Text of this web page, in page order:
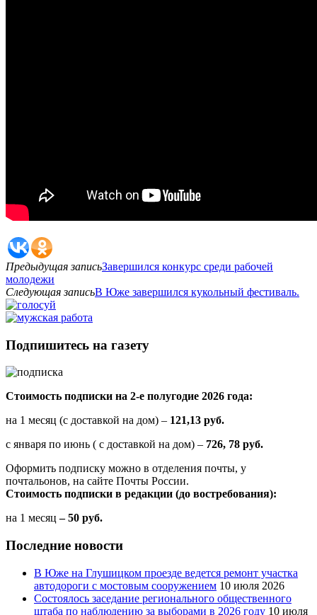
Предыдущая записьЗавершился конкурс среди рабочей
молодежи
Следующая записьВ Юже завершился кукольный фестиваль.
Подпишитесь на газету
Стоимость подписки на 2-е полугодие 2026 года:
на 1 месяц (с доставкой на дом) – 121,13 руб.
с января по июнь ( с доставкой на дом) – 726, 78 руб.
Оформить подписку можно в отделения почты, у
почтальонов, на сайте Почты России.
Стоимость подписки в редакции (до востребования):
на 1 месяц – 50 руб.
Последние новости
В Юже на Глушицком проезде ведется ремонт участка
автодороги с мостовым сооружением 10 июля 2026
Состоялось заседание регионального общественного
штаба по наблюдению за выборами в 2026 году 10 июля